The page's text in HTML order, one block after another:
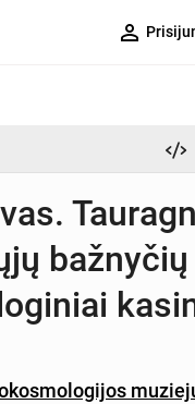
person_outline
bažnyčių